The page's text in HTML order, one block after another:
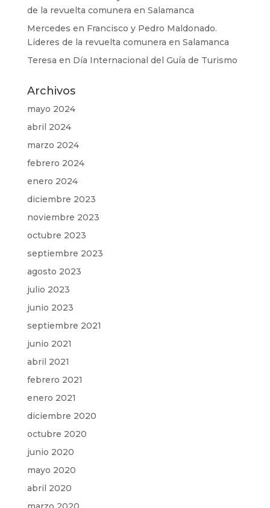
de la revuelta comunera en Salamanca
Mercedes en Francisco y Pedro Maldonado.
Líderes de la revuelta comunera en Salamanca
Teresa en Día Internacional del Guía de Turismo
Archivos
mayo 2024
abril 2024
marzo 2024
febrero 2024
enero 2024
diciembre 2023
noviembre 2023
octubre 2023
septiembre 2023
agosto 2023
julio 2023
junio 2023
septiembre 2021
junio 2021
abril 2021
febrero 2021
enero 2021
diciembre 2020
octubre 2020
junio 2020
mayo 2020
abril 2020